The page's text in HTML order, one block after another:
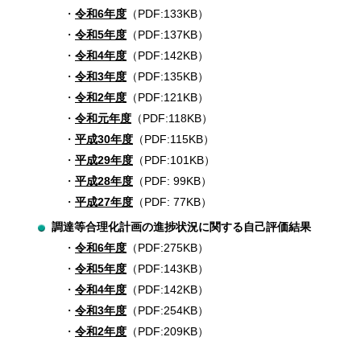
令和6年度 （PDF:133KB）
令和5年度 （PDF:137KB）
令和4年度 （PDF:142KB）
令和3年度 （PDF:135KB）
令和2年度 （PDF:121KB）
令和元年度 （PDF:118KB）
平成30年度 （PDF:115KB）
平成29年度 （PDF:101KB）
平成28年度 （PDF: 99KB）
平成27年度 （PDF: 77KB）
調達等合理化計画の進捗状況に関する自己評価結果
令和6年度 （PDF:275KB）
令和5年度 （PDF:143KB）
令和4年度 （PDF:142KB）
令和3年度 （PDF:254KB）
令和2年度 （PDF:209KB）